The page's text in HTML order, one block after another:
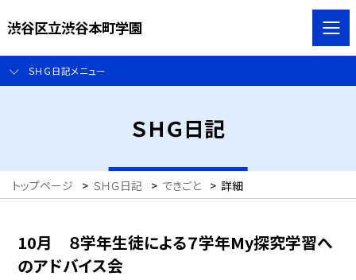
渋谷区立渋谷本町学園
ＳＨＧ日記メニュー
ＳＨＧ日記
トップページ > ＳＨＧ日記 > できごと > 詳細
10月 ８学年生徒による７学年My探究学習へ
のアドバイス会